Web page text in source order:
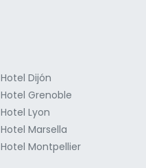
Hotel Dijón
Hotel Grenoble
Hotel Lyon
Hotel Marsella
Hotel Montpellier